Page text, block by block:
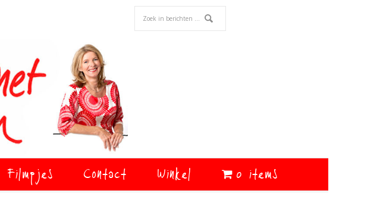
Filmpjes Contact Winkel 0 items